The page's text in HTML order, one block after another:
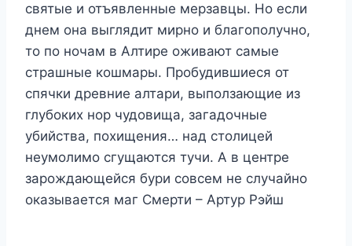
святые и отъявленные мерзавцы. Но если
днем она выглядит мирно и благополучно,
то по ночам в Алтире оживают самые
страшные кошмары. Пробудившиеся от
спячки древние алтари, выползающие из
глубоких нор чудовища, загадочные
убийства, похищения… над столицей
неумолимо сгущаются тучи. А в центре
зарождающейся бури совсем не случайно
оказывается маг Смерти – Артур Рэйш